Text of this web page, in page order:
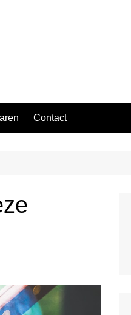
Contact